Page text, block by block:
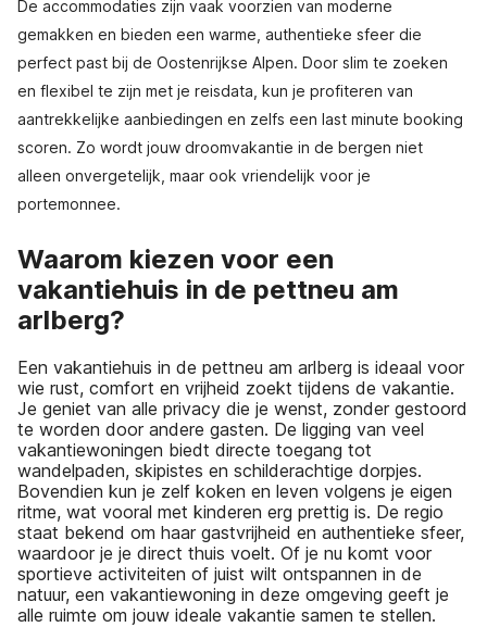
De accommodaties zijn vaak voorzien van moderne
gemakken en bieden een warme, authentieke sfeer die
perfect past bij de Oostenrijkse Alpen. Door slim te zoeken
en flexibel te zijn met je reisdata, kun je profiteren van
aantrekkelijke aanbiedingen en zelfs een last minute booking
scoren. Zo wordt jouw droomvakantie in de bergen niet
alleen onvergetelijk, maar ook vriendelijk voor je
portemonnee.
Waarom kiezen voor een
vakantiehuis in de pettneu am
arlberg?
Een vakantiehuis in de pettneu am arlberg is ideaal voor
wie rust, comfort en vrijheid zoekt tijdens de vakantie.
Je geniet van alle privacy die je wenst, zonder gestoord
te worden door andere gasten. De ligging van veel
vakantiewoningen biedt directe toegang tot
wandelpaden, skipistes en schilderachtige dorpjes.
Bovendien kun je zelf koken en leven volgens je eigen
ritme, wat vooral met kinderen erg prettig is. De regio
staat bekend om haar gastvrijheid en authentieke sfeer,
waardoor je je direct thuis voelt. Of je nu komt voor
sportieve activiteiten of juist wilt ontspannen in de
natuur, een vakantiewoning in deze omgeving geeft je
alle ruimte om jouw ideale vakantie samen te stellen.